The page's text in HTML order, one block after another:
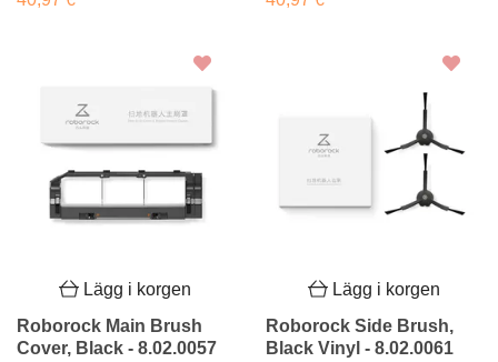
Lägg i korgen
Roborock Main Brush
Cover, Black - 8.02.0057
Lägg i korgen
Roborock Side Brush,
Black Vinyl - 8.02.0061